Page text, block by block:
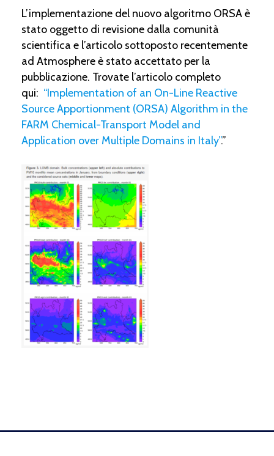
L’implementazione del nuovo algoritmo ORSA è
stato oggetto di revisione dalla comunità
scientifica e l’articolo sottoposto recentemente
ad Atmosphere è stato accettato per la
pubblicazione. Trovate l’articolo completo
qui: “Implementation of an On-Line Reactive
Source Apportionment (ORSA) Algorithm in the
FARM Chemical-Transport Model and
Application over Multiple Domains in Italy”.”